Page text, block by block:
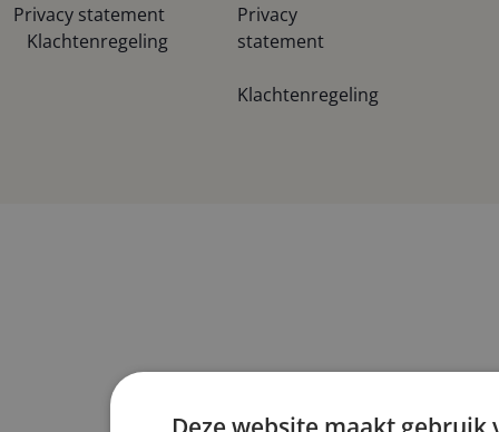
Privacy statement
Klachtenregeling
Privacy
statement
Klachtenregeling